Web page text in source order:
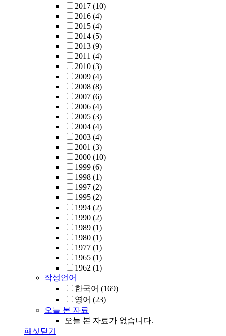
2017 (10)
2016 (4)
2015 (4)
2014 (5)
2013 (9)
2011 (4)
2010 (3)
2009 (4)
2008 (8)
2007 (6)
2006 (4)
2005 (3)
2004 (4)
2003 (4)
2001 (3)
2000 (10)
1999 (6)
1998 (1)
1997 (2)
1995 (2)
1994 (2)
1990 (2)
1989 (1)
1980 (1)
1977 (1)
1965 (1)
1962 (1)
작성언어
한국어 (169)
영어 (23)
오늘 본 자료
오늘 본 자료가 없습니다.
패싯닫기